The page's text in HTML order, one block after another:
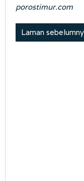
porostimur.com
Laman